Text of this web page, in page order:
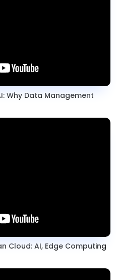
Why Data Management
Cloud: AI, Edge Computing